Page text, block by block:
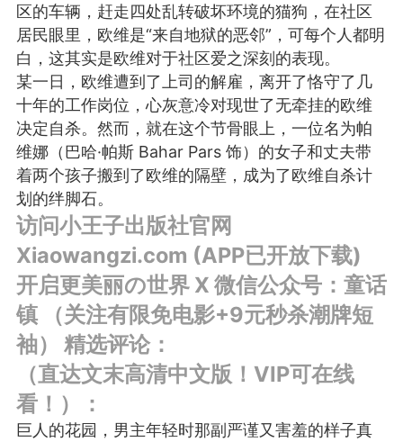
王子部落·官方号 0
社上线：大家请
阅号：童话镇
免 + 9元短袖秒
1
SADBOY® 一颗星 三颗星
独创设计 + 恶搞潮牌宝可
梦涂鸦 限定 亏本发售ing！
子微博官网 抢戳?
区的车辆，赶走四处乱转破坏环境的猫狗，在社区
居民眼里，欧维是“来自地狱的恶邻”，可每个人都明
白，这其实是欧维对于社区爱之深刻的表现。
某一日，欧维遭到了上司的解雇，离开了恪守了几
十年的工作岗位，心灰意冷对现世了无牵挂的欧维
决定自杀。然而，就在这个节骨眼上，一位名为帕
维娜（巴哈·帕斯 Bahar Pars 饰）的女子和丈夫带
着两个孩子搬到了欧维的隔壁，成为了欧维自杀计
划的绊脚石。
访问小王子出版社官网
Xiaowangzi.com (APP已开放下载)
开启更美丽の世界 X 微信公众号：童话
镇 （关注有限免电影+9元秒杀潮牌短
袖） 精选评论：
（直达文末高清中文版！VIP可在线
看！）：
巨人的花园，男主年轻时那副严谨又害羞的样子真